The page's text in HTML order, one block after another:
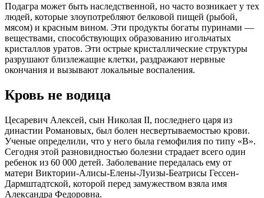
Подагра может быть наследственной, но часто возникает у тех
людей, которые злоупотребляют белковой пищей (рыбой,
мясом) и красным вином. Эти продукты богаты пуринами —
веществами, способствующих образованию игольчатых
кристаллов уратов. Эти острые кристаллические структуры
разрушают близлежащие клетки, раздражают нервные
окончания и вызывают локальные воспаления.
Кровь не водица
Цесаревич Алексей, сын Николая II, последнего царя из
династии Романовых, был болен несвертываемостью крови.
Ученые определили, что у него была гемофилия по типу «В».
Сегодня этой разновидностью болезни страдает всего один
ребенок из 60 000 детей. Заболевание передалась ему от
матери Виктории-Алисы-Елены-Луизы-Беатрисы Гессен-
Дармштадтской, которой перед замужеством взяла имя
Александра Федоровна.